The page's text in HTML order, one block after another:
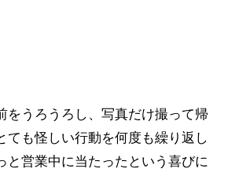
をうろうろし、写真だけ撮って帰
ても怪しい行動を何度も繰り返し
と営業中に当たったという喜びに